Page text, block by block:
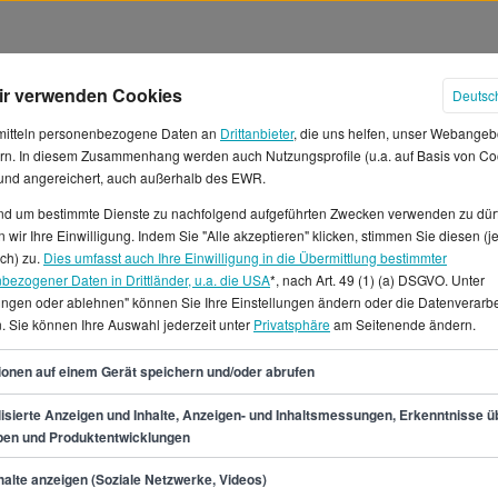
in Stuttgart
in Stuttgart voraussichtlich
Gehalt von mindestens
56.200 €. Damit
in der Stunde.*In Stuttgart
für dich.Unter diesen 2
kannst du sowohl
Vollzeitjobs finden.
verwenden Cookies
personenbezogene Daten an Drittanbieter, die uns helfen, unser
In diesem Zusammenhang werden auch Nutzungsprofile (u.a. auf Basis von
angereichert, auch außerhalb des EWR.
um bestimmte Dienste zu nachfolgend aufgeführten Zwecken verwenden zu
wir Ihre Einwilligung. Indem Sie "Alle akzeptieren" klicken, stimmen Sie diesen
zu. Dies umfasst auch Ihre Einwilligung in die Übermittlung bestimmter
Daten in Drittländer, u.a. die USA*, nach Art. 49 (1) (a) DSGVO. Unter
oder ablehnen" können Sie Ihre Einstellungen ändern oder die
Sie können Ihre Auswahl jederzeit unter Privatsphäream Seitenende ändern.
auf einem Gerät speichern und/oder abrufen
Anzeigen und Inhalte, Anzeigen- und Inhaltsmessungen, Erkenntnisse
und Produktentwicklungen
anzeigen (Soziale Netzwerke, Videos)